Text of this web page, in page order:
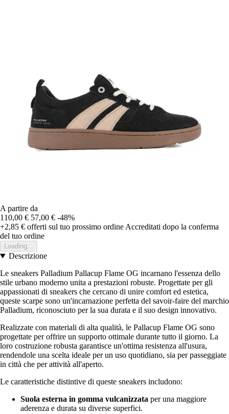
A partire da
110,00 € 57,00 € -48%
+2,85 € offerti sul tuo prossimo ordine Accreditati dopo la conferma
del tuo ordine
Loading...
Descrizione
Le sneakers Palladium Pallacup Flame OG incarnano l'essenza dello
stile urbano moderno unita a prestazioni robuste. Progettate per gli
appassionati di sneakers che cercano di unire comfort ed estetica,
queste scarpe sono un'incarnazione perfetta del savoir-faire del marchio
Palladium, riconosciuto per la sua durata e il suo design innovativo.
Realizzate con materiali di alta qualità, le Pallacup Flame OG sono
progettate per offrire un supporto ottimale durante tutto il giorno. La
loro costruzione robusta garantisce un'ottima resistenza all'usura,
rendendole una scelta ideale per un uso quotidiano, sia per passeggiate
in città che per attività all'aperto.
Le caratteristiche distintive di queste sneakers includono:
Suola esterna in gomma vulcanizzata per una maggiore
aderenza e durata su diverse superfici.